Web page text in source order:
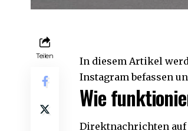
Teilen
In diesem Artikel
Instagram befassen
Wie
Direktnachrichten